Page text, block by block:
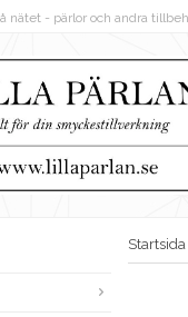
nätet - pärlor och andra
Startsida